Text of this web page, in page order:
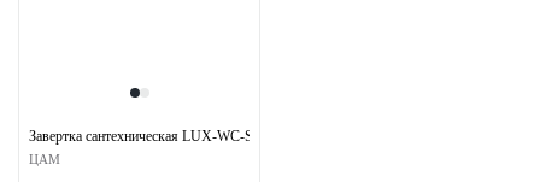
Завертка сантехническая LUX-WC-S1 CSA/CRO на квадратной розетке цвет
ЦАМ